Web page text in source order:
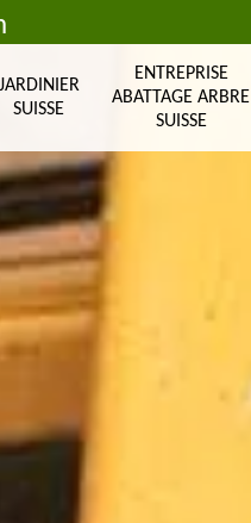
JARDINIER
SUISSE
ENTREPRISE
ABATTAGE ARBRE
SUISSE